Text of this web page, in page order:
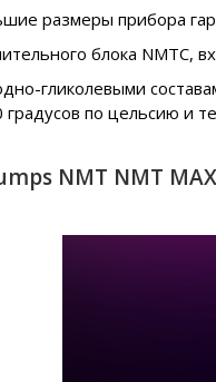
размеры прибора
блока NMTC,
гликолевыми
по цельсию и
NMT NMT